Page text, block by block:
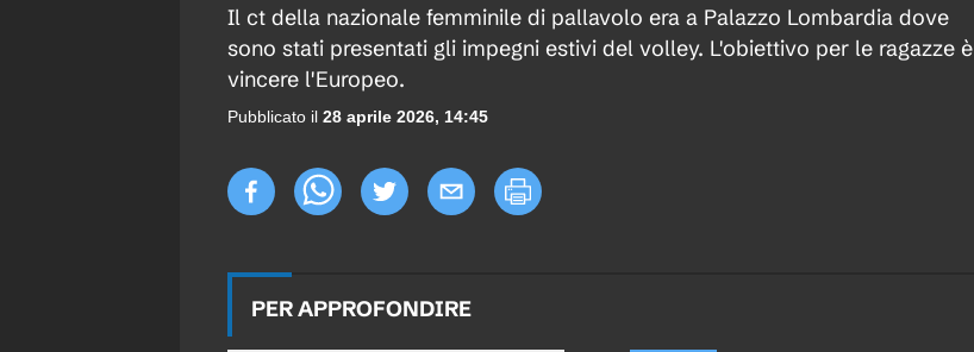
Il ct della nazionale femminile di pallavolo era a Palazzo Lombardia dove
sono stati presentati gli impegni estivi del volley. L'obiettivo per le ragazze è
vincere l'Europeo.
Pubblicato il 28 aprile 2026, 14:45
PER APPROFONDIRE